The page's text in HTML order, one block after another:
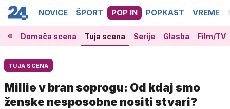
NOVICE ŠPORT POP IN POPKAST VREME
Domača scena Tuja scena Serije Glasba Film/TV
TUJA SCENA
Millie v bran soprogu: Od kdaj smo
ženske nesposobne nositi stvari?